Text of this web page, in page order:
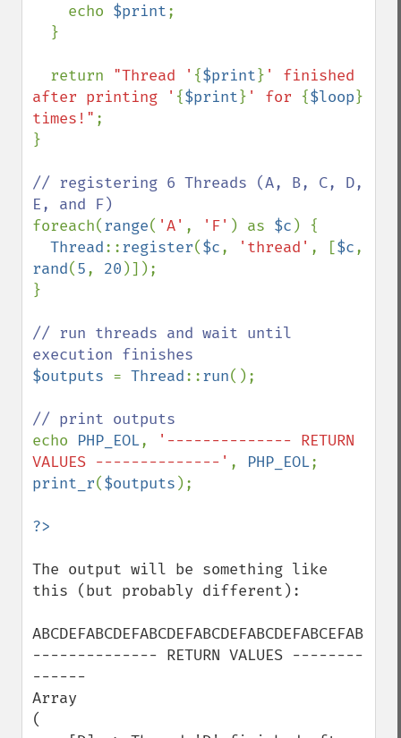
    echo
$print;
  return
"Thread ' {$print} ' finished
after printing ' {$print} ' for {$loop}
times!" ;
}
// registering 6 Threads (A, B, C, D,
foreach(range( 'A' , 'F' ) as $c ) {
Thread::register($c, 'thread' , [$c
rand(5, 20 )]);
}
// run threads and wait until
$outputs = Thread::run();
echo PHP_EOL,
'-------------- RETURN
VALUES --------------' , PHP_EOL
print_r($outputs );
The output will be something like
this (but probably different):
-------------- RETURN VALUES --------
------
Array
(